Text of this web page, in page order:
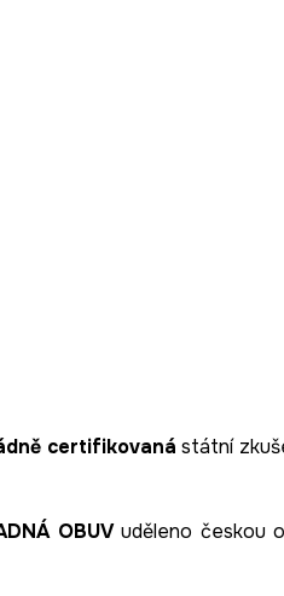
certifikovaná státní
OBUVuděleno českou